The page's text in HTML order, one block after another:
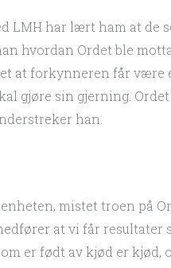
LMH har lært ham at de
hvordan Ordet ble
at forkynneren får være
gjøre sin gjerning.
han.
mistet troen på
at vi får resultater
er født av kjød er kjød,